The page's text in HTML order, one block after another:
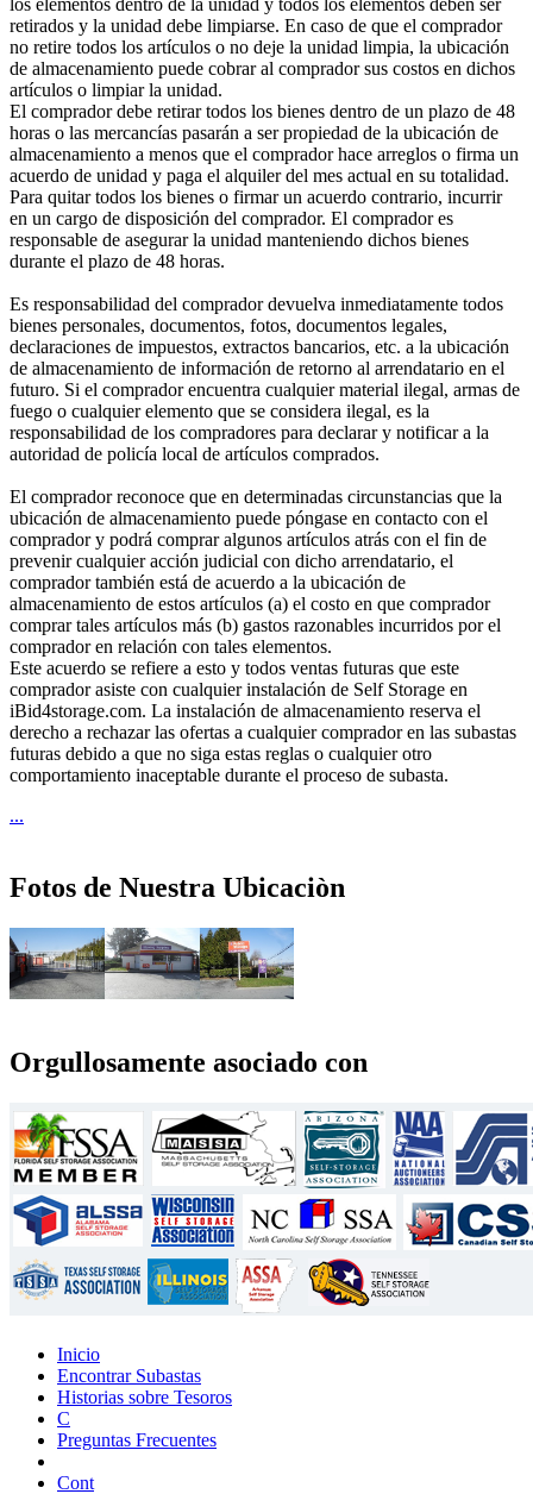
retirados y la unidad debe limpiarse. En caso de que el comprador
no retire todos los artículos o no deje la unidad limpia, la ubicación
de almacenamiento puede cobrar al comprador sus costos en dichos
artículos o limpiar la unidad.
El comprador debe retirar todos los bienes dentro de un plazo de 48
horas o las mercancías pasarán a ser propiedad de la ubicación de
almacenamiento a menos que el comprador hace arreglos o firma un
acuerdo de unidad y paga el alquiler del mes actual en su totalidad.
Para quitar todos los bienes o firmar un acuerdo contrario, incurrir
en un cargo de disposición del comprador. El comprador es
responsable de asegurar la unidad manteniendo dichos bienes
durante el plazo de 48 horas.
Es responsabilidad del comprador devuelva inmediatamente todos
bienes personales, documentos, fotos, documentos legales,
declaraciones de impuestos, extractos bancarios, etc. a la ubicación
de almacenamiento de información de retorno al arrendatario en el
futuro. Si el comprador encuentra cualquier material ilegal, armas de
fuego o cualquier elemento que se considera ilegal, es la
responsabilidad de los compradores para declarar y notificar a la
autoridad de policía local de artículos comprados.
El comprador reconoce que en determinadas circunstancias que la
ubicación de almacenamiento puede póngase en contacto con el
comprador y podrá comprar algunos artículos atrás con el fin de
prevenir cualquier acción judicial con dicho arrendatario, el
comprador también está de acuerdo a la ubicación de
almacenamiento de estos artículos (a) el costo en que comprador
comprar tales artículos más (b) gastos razonables incurridos por el
comprador en relación con tales elementos.
Este acuerdo se refiere a esto y todos ventas futuras que este
comprador asiste con cualquier instalación de Self Storage en
iBid4storage.com. La instalación de almacenamiento reserva el
derecho a rechazar las ofertas a cualquier comprador en las subastas
futuras debido a que no siga estas reglas o cualquier otro
comportamiento inaceptable durante el proceso de subasta.
...
Fotos de Nuestra Ubicaciòn
Orgullosamente asociado con
Inicio
Encontrar Subastas
Historias sobre Tesoros
C
Preguntas Frecuentes
Cont